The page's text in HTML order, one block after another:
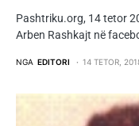
Pashtriku.org, 14 tetor
Arben Rashkajt në
NGA EDITORI 14 TETOR,